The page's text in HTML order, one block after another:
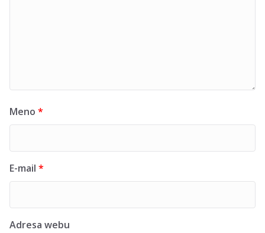
Meno *
E-mail *
Adresa webu